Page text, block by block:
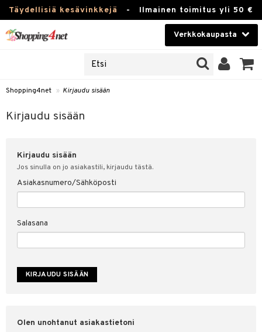
Täydellisiä kesävinkkejä - Ilmainen toimitus yli 50 €
Verkkokaupasta
Piilolinssit
Luontaistuotteet
Fitness
Koti & Sisustus
Lelut, Lapsi & Vauva
Tuotemerkkejä
Shopping4net » Kirjaudu sisään
Kirjaudu sisään
Kirjaudu sisään
Jos sinulla on jo asiakastili, kirjaudu tästä.
Asiakasnumero/Sähköposti
Salasana
Olen unohtanut asiakastietoni
sisään
& vastauksia
myyntiehdot
suojaus